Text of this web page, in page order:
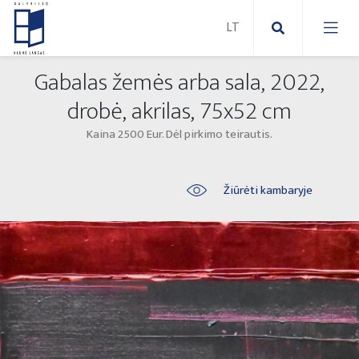
Nauji paveikslai
Abstraktūs paveikslai
Modernūs paveikslai
Paveikslai ant drobės
Paveikslai ant popieriaus
Naujos skulptūros
Liaudies skulptūros
Parodos 2025
Gabalas žemės arba sala, 2022,
drobė, akrilas, 75x52 cm
Kaina 2500 Eur. Dėl pirkimo teirautis.
Žiūrėti kambaryje